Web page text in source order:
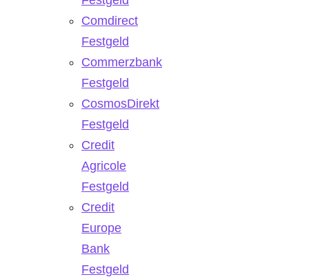
Comdirect
Festgeld
Commerzbank
Festgeld
CosmosDirekt
Festgeld
Credit
Agricole
Festgeld
Credit
Europe
Bank
Festgeld